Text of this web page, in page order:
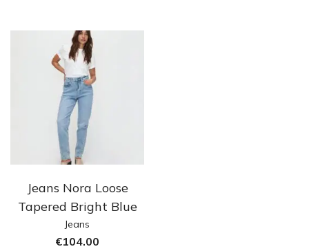
Jeans Nora Loose
Tapered Bright Blue
Jeans
€104.00